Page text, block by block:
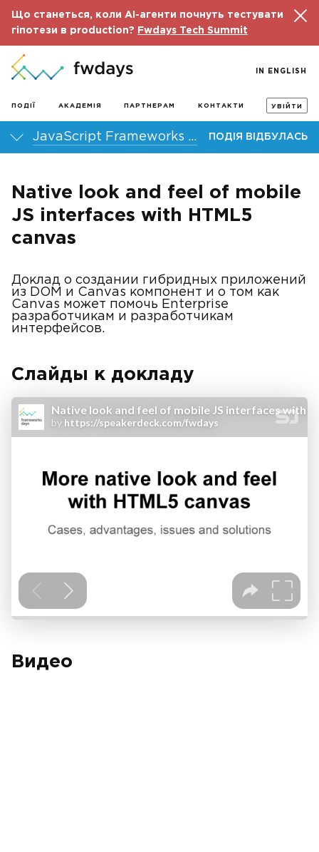
Що станеться, коли AI-агенти почнуть тестувати
гіпотези в production?
Fwdays Tech Summit
ПОДІЇ АКАДЕМІЯ ПАРТНЕРАМ КОНТАКТИ УВІЙТИ
IN ENGLISH
JavaScript Frameworks Day 2013 ПОДІЯ ВІДБУЛАСЬ
Native look and feel of mobile
JS interfaces with HTML5
canvas
Доклад о создании гибридных приложений
из DOM и Canvas компонент и о том как
Canvas может помочь Enterprise
разработчикам и разработчикам
интерфейсов.
Слайды к докладу
Видео